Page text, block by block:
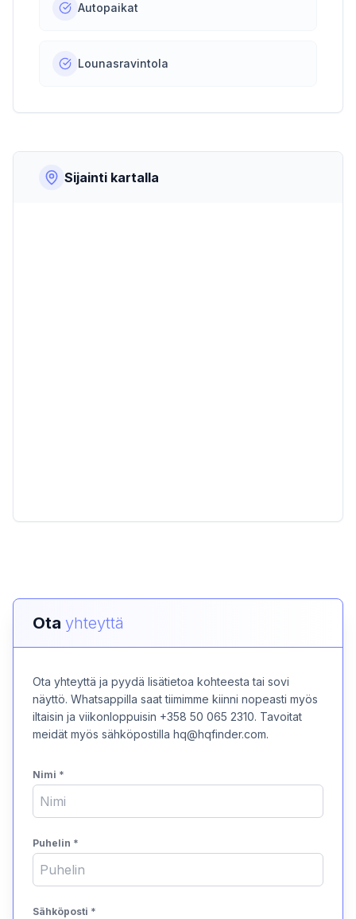
Autopaikat
Lounasravintola
Sijainti kartalla
Ota yhteyttä
Ota yhteyttä ja pyydä lisätietoa kohteesta tai sovi
näyttö. Whatsappilla saat tiimimme kiinni nopeasti myös
iltaisin ja viikonloppuisin +358 50 065 2310. Tavoitat
meidät myös sähköpostilla hq@hqfinder.com.
Nimi *
Puhelin *
Sähköposti *